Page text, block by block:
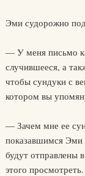
Эми судорожно
— У меня письмо
случившееся, а
чтобы сундуки с
котором вы
— Зачем мне ее
показавшимся
будут отправлены
этого